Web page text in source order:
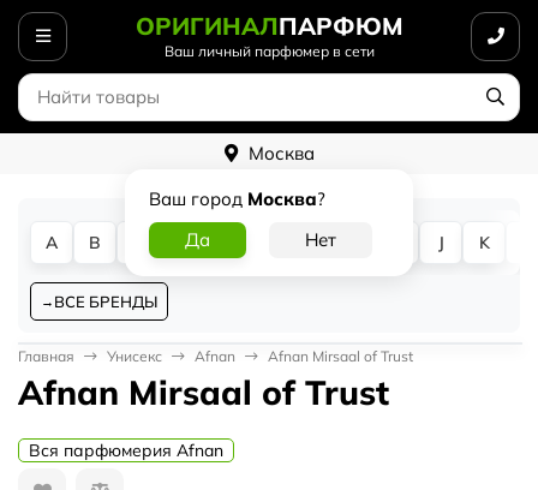
ОРИГИНАЛПАРФЮМ
Ваш личный парфюмер в сети
Москва
Ваш город Москва?
A B D G J K
ВСЕ БРЕНДЫ
Главная Унисекс Afnan Afnan Mirsaal of Trust
Afnan Mirsaal of Trust
Вся парфюмерия Afnan